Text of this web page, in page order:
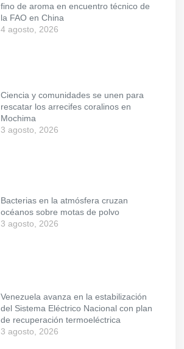
fino de aroma en encuentro técnico de
la FAO en China
4 agosto, 2026
Ciencia y comunidades se unen para
rescatar los arrecifes coralinos en
Mochima
3 agosto, 2026
Bacterias en la atmósfera cruzan
océanos sobre motas de polvo
3 agosto, 2026
Venezuela avanza en la estabilización
del Sistema Eléctrico Nacional con plan
de recuperación termoeléctrica
3 agosto, 2026